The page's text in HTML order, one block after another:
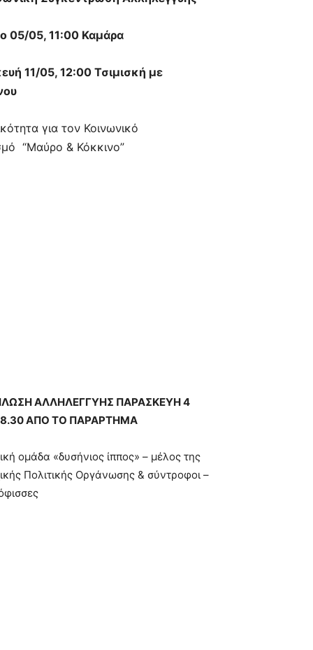
05/05, 11:00 Καμάρα
11/05, 12:00 Τσιμισκή με
για τον Κοινωνικό
“Μαύρο & Κόκκινο”
ΑΛΛΗΛΕΓΓΥΗΣ ΠΑΡΑΣΚΕΥΗ 4
ΑΠΟ ΤΟ ΠΑΡΑΡΤΗΜΑ
ομάδα «δυσήνιος ίππος» – μέλος της
Πολιτικής Οργάνωσης & σύντροφοι –